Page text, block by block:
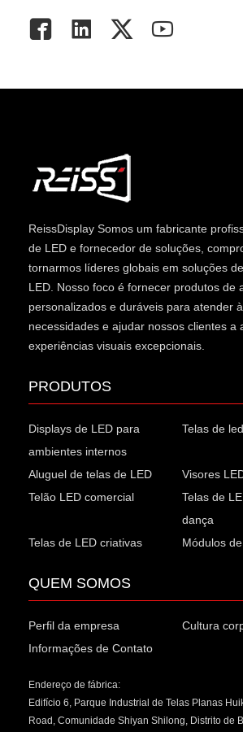
ReissDisplaySomos um fabricante
de LED e fornecedor de soluções,
tornarmos líderes globais em soluções
LED. Nosso foco é fornecer produtos de
personalizados e duráveis ​​para atender
necessidades e ajudar nossos clientes a
experiências visuais excepcionais.
PRODUTOS
Displays de LED para
ambientes internos
Telas de
Aluguel de telas de LED
Visores
Telão LED comercial
Telas de
dança
Telas de LED criativas
Módulos
QUEM SOMOS​
Perfil da empresa
Cultura
Informações de Contato
Endereço de fábrica:
Edifício 6, Parque Industrial de Telas Planas
Road, Comunidade Shiyan Shilong, Distrito de